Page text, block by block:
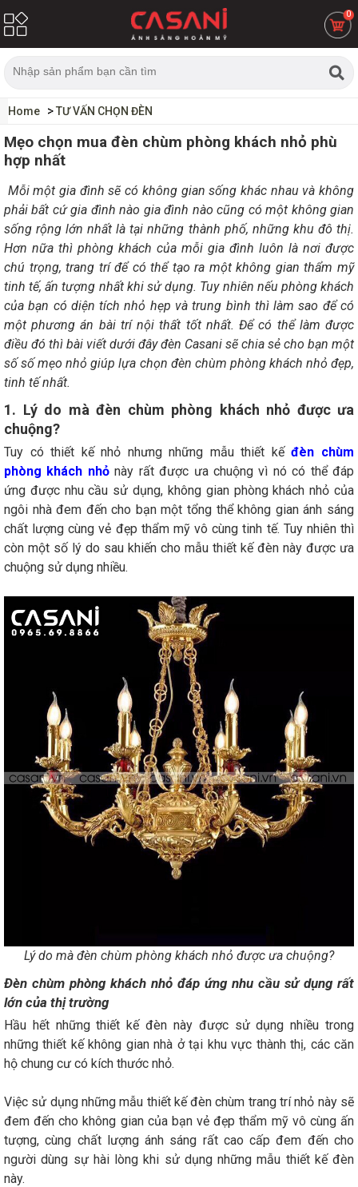
0
Home TƯ VẤN CHỌN ĐÈN
Mẹo chọn mua đèn chùm phòng khách nhỏ phù
hợp nhất
Mỗi một gia đình sẽ có không gian sống khác nhau và không
phải bất cứ gia đình nào gia đình nào cũng có một không gian
sống rộng lớn nhất là tại những thành phố, những khu đô thị.
Hơn nữa thì phòng khách của mỗi gia đình luôn là nơi được
chú trọng, trang trí để có thể tạo ra một không gian thẩm mỹ
tinh tế, ấn tượng nhất khi sử dụng. Tuy nhiên nếu phòng khách
của bạn có diện tích nhỏ hẹp và trung bình thì làm sao để có
một phương án bài trí nội thất tốt nhất. Để có thể làm được
điều đó thì bài viết dưới đây đèn Casani sẽ chia sẻ cho bạn một
số số mẹo nhỏ giúp lựa chọn đèn chùm phòng khách nhỏ đẹp,
tinh tế nhất.
1. Lý do mà đèn chùm phòng khách nhỏ được ưa
chuộng?
Tuy có thiết kế nhỏ nhưng những mẫu thiết kếđèn chùm
phòng khách nhỏnày rất được ưa chuộng vì nó có thể đáp
ứng được nhu cầu sử dụng, không gian phòng khách nhỏ của
ngôi nhà đem đến cho bạn một tổng thể không gian ánh sáng
chất lượng cùng vẻ đẹp thẩm mỹ vô cùng tinh tế. Tuy nhiên thì
còn một số lý do sau khiến cho mẫu thiết kế đèn này được ưa
chuộng sử dụng nhiều.
Lý do mà đèn chùm phòng khách nhỏ được ưa chuộng?
Đèn chùm phòng khách nhỏ đáp ứng nhu cầu sử dụng rất
lớn của thị trường
Hầu hết những thiết kế đèn này được sử dụng nhiều trong
những thiết kế không gian nhà ở tại khu vực thành thị, các căn
hộ chung cư có kích thước nhỏ.
Việc sử dụng những mẫu thiết kế đèn chùm trang trí nhỏ này sẽ
đem đến cho không gian của bạn vẻ đẹp thẩm mỹ vô cùng ấn
tượng, cùng chất lượng ánh sáng rất cao cấp đem đến cho
người dùng sự hài lòng khi sử dụng những mẫu thiết kế đèn
này.